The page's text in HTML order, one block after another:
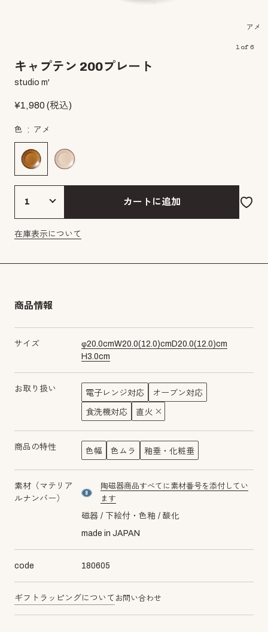
アメ
1of 6
キャプテン 200プレート
studio m'
¥1,980(税込)
色 アメ
カートに追加
在庫表示について
商品情報
サイズ φ20.0cmW20.0(12.0)cm D20.0(12.0)cm
H3.0cm
お取り扱い 電子レンジ対応 オーブン対応
食洗機対応 直火
商品の特性 色幅 色ムラ 釉垂・化粧垂
素材（マテリア
ルナンバー）
material number8
陶磁器商品すべてに素材番号を添付してい
ます
磁器 下絵付・色釉
酸化
made in JAPAN
code 180605
ギフトラッピングについて お問い合わせ